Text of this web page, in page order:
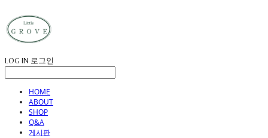
LOG IN 로그인
HOME
ABOUT
SHOP
Q&A
게시판